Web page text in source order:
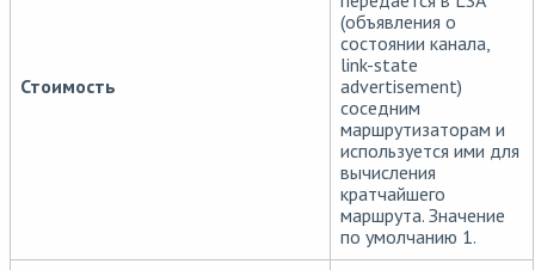
Стоимость
(объявления о
состоянии канала,
link-state
advertisement)
соседним
маршрутизаторам и
используется ими для
вычисления
кратчайшего
маршрута. Значение
по умолчанию 1.